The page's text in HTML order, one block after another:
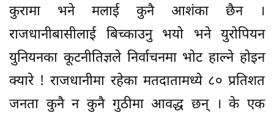
कुरामा भने मलाई कुनै आशंका छैन ।
राजधानीबासीलाई बिच्काउनु भयो भने युरोपियन
युनियनका कूटनीतिज्ञले निर्वाचनमा भोट हाल्ने होइन
क्यारे ! राजधानीमा रहेका मतदातामध्ये ८० प्रतिशत
जनता कुनै न कुनै गुठीमा आवद्ध छन् । के एक